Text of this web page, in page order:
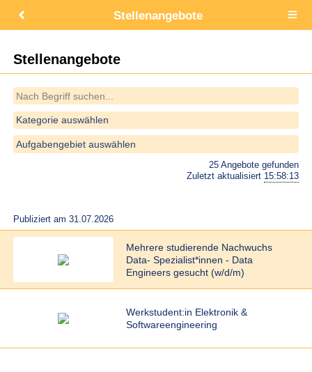
Stellenangebote
Open
Stellenangebote
Kategorie auswählen
Aufgabengebiet auswählen
25 Angebote gefunden
Zuletzt aktualisiert 15:58:13
Publiziert am 31.07.2026
Mehrere studierende Nachwuchs
Data- Spezialist*innen - Data
Engineers gesucht (w/d/m)
Werkstudent:in Elektronik &
Softwareengineering